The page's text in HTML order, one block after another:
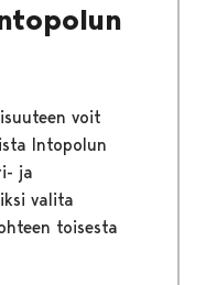
voit
Intopolun
ja
valita
toisesta